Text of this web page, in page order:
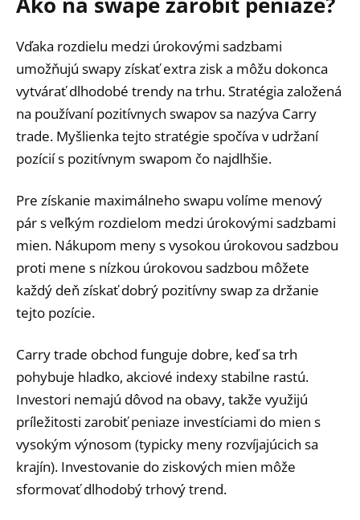
Vďaka rozdielu medzi úrokovými sadzbami
umožňujú swapy získať extra zisk a môžu dokonca
vytvárať dlhodobé trendy na trhu. Stratégia založená
na používaní pozitívnych swapov sa nazýva Carry
trade. Myšlienka tejto stratégie spočíva v udržaní
pozícií s pozitívnym swapom čo najdlhšie.
Pre získanie maximálneho swapu volíme menový
pár s veľkým rozdielom medzi úrokovými sadzbami
mien. Nákupom meny s vysokou úrokovou sadzbou
proti mene s nízkou úrokovou sadzbou môžete
každý deň získať dobrý pozitívny swap za držanie
tejto pozície.
Carry trade obchod funguje dobre, keď sa trh
pohybuje hladko, akciové indexy stabilne rastú.
Investori nemajú dôvod na obavy, takže využijú
príležitosti zarobiť peniaze investíciami do mien s
vysokým výnosom (typicky meny rozvíjajúcich sa
krajín). Investovanie do ziskových mien môže
sformovať dlhodobý trhový trend.